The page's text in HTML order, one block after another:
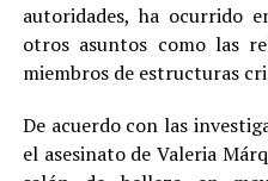
autoridades, ha ocurrido
otros asuntos como las
miembros de estructuras
De acuerdo con las
el asesinato de Valeria